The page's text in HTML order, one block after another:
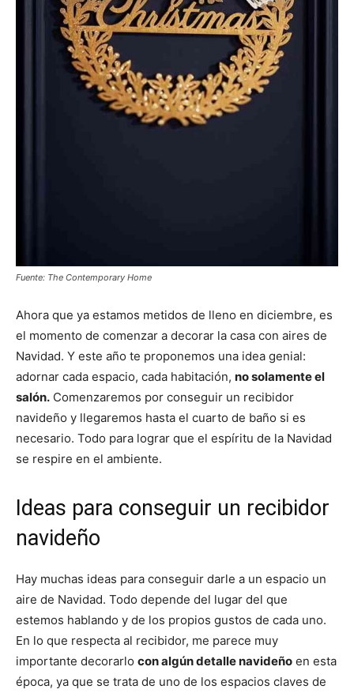
Fuente: The Contemporary Home
Ahora que ya estamos metidos de lleno en diciembre, es
el momento de comenzar a decorar la casa con aires de
Navidad. Y este año te proponemos una idea genial:
adornar cada espacio, cada habitación, no solamente el
salón. Comenzaremos por conseguir un recibidor
navideño y llegaremos hasta el cuarto de baño si es
necesario. Todo para lograr que el espíritu de la Navidad
se respire en el ambiente.
Ideas para conseguir un recibidor
navideño
Hay muchas ideas para conseguir darle a un espacio un
aire de Navidad. Todo depende del lugar del que
estemos hablando y de los propios gustos de cada uno.
En lo que respecta al recibidor, me parece muy
importante decorarlo con algún detalle navideño en esta
época, ya que se trata de uno de los espacios claves de